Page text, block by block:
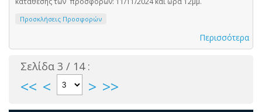
Προσκλήσεις Προσφορών
Περισσότερα
Σελίδα 3 / 14 :
<< < > >>